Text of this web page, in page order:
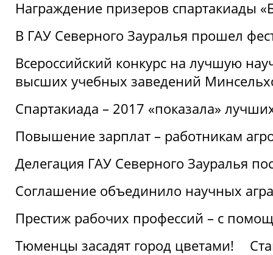
Награждение призеров спартакиады
В ГАУ Северного Зауралья прошел
Всероссийский конкурс на лучшую
высших учебных заведений
Спартакиада – 2017 «показала»
Повышение зарплат – работникам
Делегация ГАУ Северного Зауралья
Соглашение объединило научных
Престиж рабочих профессий – с
Тюменцы засадят город цветами!